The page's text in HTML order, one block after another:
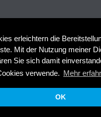
erleichtern die
Mit der Nutzung meiner
Sie sich damit
verwende. Mehr
OK